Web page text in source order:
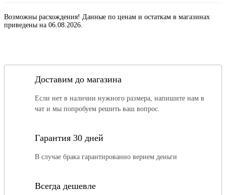
Возможны расхождения! Данные по ценам и остаткам в магазинах
приведены на 06.08.2026.
Доставим до магазина
Если нет в наличии нужного размера, напишите нам в
чат и мы попробуем решить ваш вопрос.
Гарантия 30 дней
В случае брака гарантированно вернем деньги
Всегда дешевле